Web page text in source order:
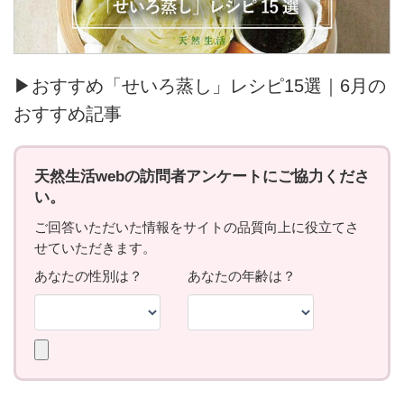
▶おすすめ「せいろ蒸し」レシピ15選｜6月の
おすすめ記事